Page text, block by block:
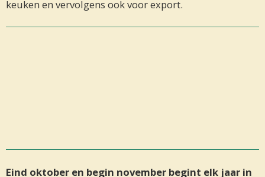
keuken en vervolgens ook voor export.
Eind oktober en begin november begint elk jaar in